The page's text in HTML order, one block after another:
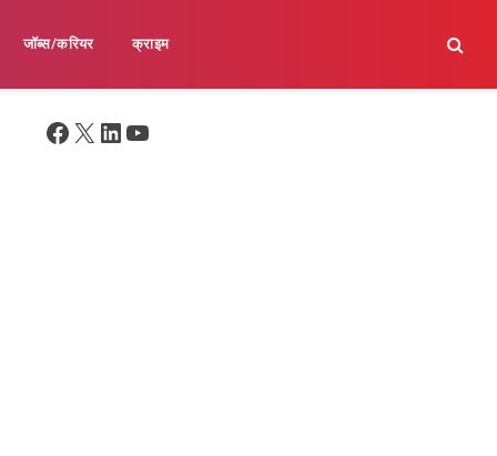
जॉब्स/करियर क्राइम
Facebook
X LinkedIn
YouTube